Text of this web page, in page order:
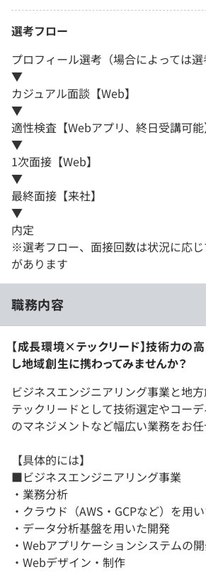
選考フロー
プロフィール選考（場合によっては選
▼
カジュアル面談【Web】
▼
適性検査【Webアプリ、終日受講可能
▼
1次面接【Web】
▼
最終面接【来社】
▼
内定
※選考フロー、面接回数は状況に応
があります
職務内容
【成長環境×テックリード】技術力の
し地域創生に携わってみませんか？
ビジネスエンジニアリング事業と地方
テックリードとして技術選定やコー
のマネジメントなど幅広い業務をお任
【具体的には】
■ビジネスエンジニアリング事業
・業務分析
・クラウド（AWS・GCPなど）を用
・データ分析基盤を用いた開発
・Webアプリケーションシステムの
・Webデザイン・制作